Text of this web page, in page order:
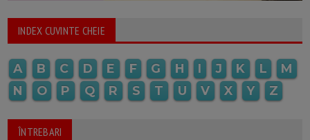
INDEX CUVINTE CHEIE
A B C D E F G H I J K L
M
N
O P Q R S T U V X Y Z
ÎNTREBARI